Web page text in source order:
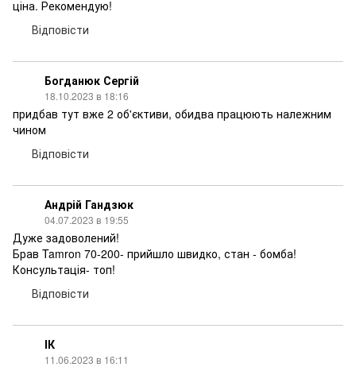
ціна. Рекомендую!
Відповісти
Богданюк Сергій
18.10.2023 в 18:16
придбав тут вже 2 об'єктиви, обидва працюють належним
чином
Відповісти
Андрій Гандзюк
04.07.2023 в 19:55
Дуже задоволений!
Брав Tamron 70-200- прийшло швидко, стан - бомба!
Консультація- топ!
Відповісти
ІК
11.06.2023 в 16:11